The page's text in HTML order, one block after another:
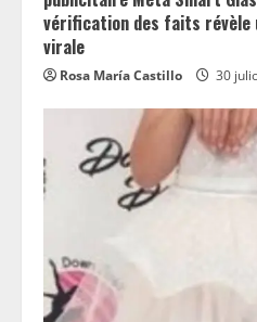
vérification des faits révèle
virale
Rosa María Castillo 30